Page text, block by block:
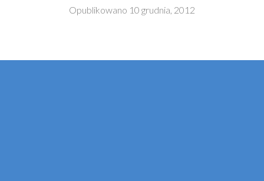
Opublikowano 10 grudnia, 2012